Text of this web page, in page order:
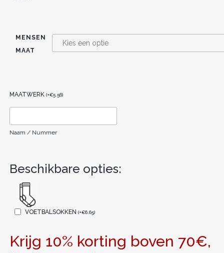
MENSEN
MAAT
MAATWERK (+€5.56)
Naam / Nummer
Beschikbare opties:
VOETBALSOKKEN (+€6.65)
Krijg 10% korting boven 70€,